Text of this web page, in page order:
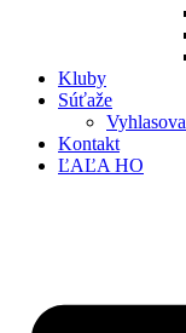
Kluby
Súťaže
Kontakt
ĽAĽA HO